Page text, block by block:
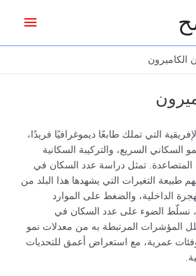
الكاميرون
التي تملك طابعًا ديموغرافيًا فريدًا،
السكاني السريع، والتركيبة السكانية
المتصاعدة. تمثل دراسة عدد السكان في
طبيعة التغيرات التي يشهدها هذا البلد من
الداخلية، والضغط على الموارد
نسلّط الضوء على عدد السكان في
لعام 2025، ونحلل المؤشرات المرتبطة به من معدلات نمو
عمرية، مع استعراض أعمق للتحديات